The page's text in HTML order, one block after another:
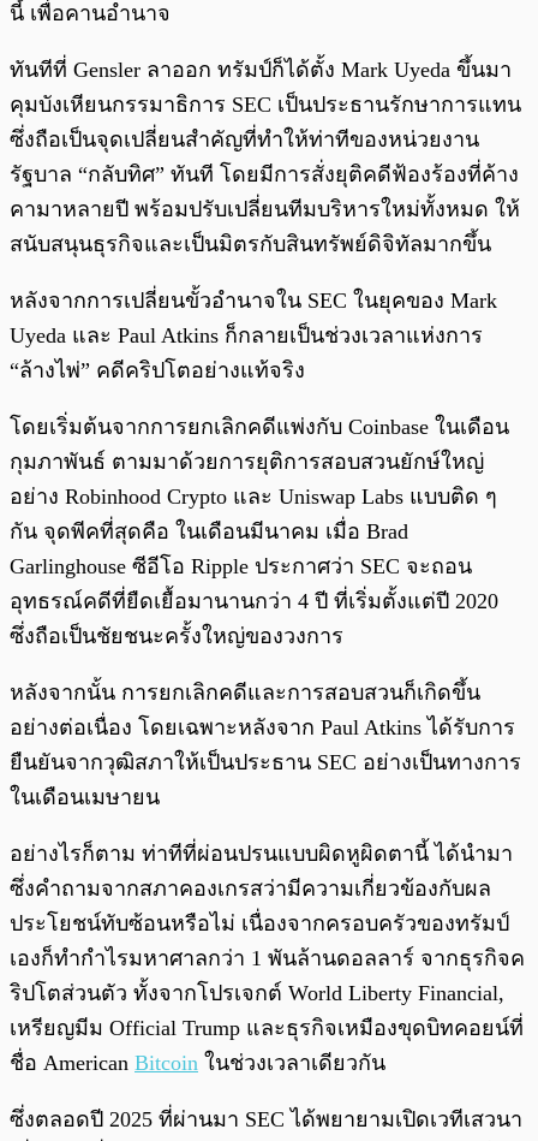
นี้ เพื่อคานอำนาจ
ทันทีที่ Gensler ลาออก ทรัมป์ก็ได้ตั้ง Mark Uyeda ขึ้นมา
คุมบังเหียนกรรมาธิการ SEC เป็นประธานรักษาการแทน
ซึ่งถือเป็นจุดเปลี่ยนสำคัญที่ทำให้ท่าทีของหน่วยงาน
รัฐบาล “กลับทิศ” ทันที โดยมีการสั่งยุติคดีฟ้องร้องที่ค้าง
คามาหลายปี พร้อมปรับเปลี่ยนทีมบริหารใหม่ทั้งหมด ให้
สนับสนุนธุรกิจและเป็นมิตรกับสินทรัพย์ดิจิทัลมากขึ้น
หลังจากการเปลี่ยนขั้วอำนาจใน SEC ในยุคของ Mark
Uyeda และ Paul Atkins ก็กลายเป็นช่วงเวลาแห่งการ
“ล้างไพ่” คดีคริปโตอย่างแท้จริง
โดยเริ่มต้นจากการยกเลิกคดีแพ่งกับ Coinbase ในเดือน
กุมภาพันธ์ ตามมาด้วยการยุติการสอบสวนยักษ์ใหญ่
อย่าง Robinhood Crypto และ Uniswap Labs แบบติด ๆ
กัน จุดพีคที่สุดคือ ในเดือนมีนาคม เมื่อ Brad
Garlinghouse ซีอีโอ Ripple ประกาศว่า SEC จะถอน
อุทธรณ์คดีที่ยืดเยื้อมานานกว่า 4 ปี ที่เริ่มตั้งแต่ปี 2020
ซึ่งถือเป็นชัยชนะครั้งใหญ่ของวงการ
หลังจากนั้น การยกเลิกคดีและการสอบสวนก็เกิดขึ้น
อย่างต่อเนื่อง โดยเฉพาะหลังจาก Paul Atkins ได้รับการ
ยืนยันจากวุฒิสภาให้เป็นประธาน SEC อย่างเป็นทางการ
ในเดือนเมษายน
อย่างไรก็ตาม ท่าทีที่ผ่อนปรนแบบผิดหูผิดตานี้ ได้นำมา
ซึ่งคำถามจากสภาคองเกรสว่ามีความเกี่ยวข้องกับผล
ประโยชน์ทับซ้อนหรือไม่ เนื่องจากครอบครัวของทรัมป์
เองก็ทำกำไรมหาศาลกว่า 1 พันล้านดอลลาร์ จากธุรกิจค
ริปโตส่วนตัว ทั้งจากโปรเจกต์ World Liberty Financial,
เหรียญมีม Official Trump และธุรกิจเหมืองขุดบิทคอยน์ที่
ชื่อ American Bitcoin ในช่วงเวลาเดียวกัน
ซึ่งตลอดปี 2025 ที่ผ่านมา SEC ได้พยายามเปิดเวทีเสวนา